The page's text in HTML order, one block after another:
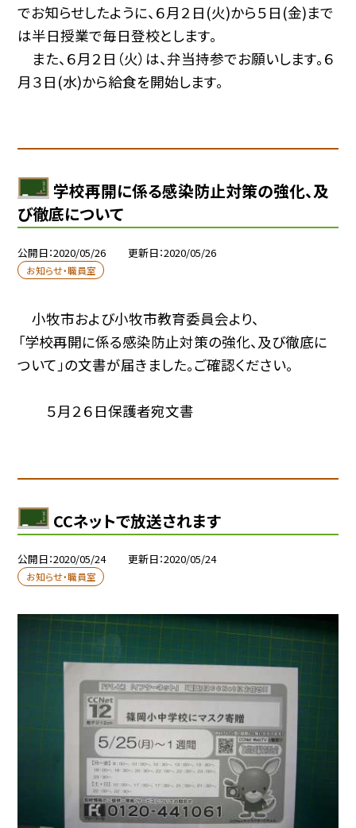
でお知らせしたように、６月２日(火)から５日(金)まで
は半日授業で毎日登校とします。
また、６月２日（火）は、弁当持参でお願いします。６
月３日(水)から給食を開始します。
学校再開に係る感染防止対策の強化、及
び徹底について
公開日 2020/05/26 更新日 2020/05/26
お知らせ・職員室
小牧市および小牧市教育委員会より、
「学校再開に係る感染防止対策の強化、及び徹底に
ついて」の文書が届きました。ご確認ください。
５月２６日保護者宛文書
CCネットで放送されます
公開日 2020/05/24 更新日 2020/05/24
お知らせ・職員室